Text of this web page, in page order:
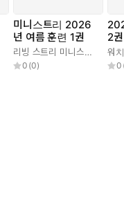
미니스트리 2026
년 여름 훈련 1권
리빙 스트리 미니스트리 편집부
0 (0)
2권
워
0